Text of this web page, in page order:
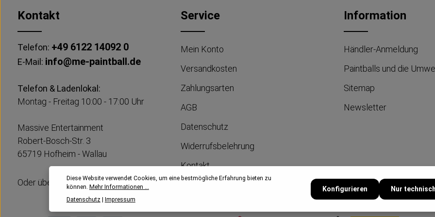
Kontakt
Telefon: +49 6122 14092 0
E-Mail: info@me-paintball.de
Telefon & Ladenlokal:
Montag - Freitag 10:00 - 17:00 Uhr
Massive Entertainment
Robert-Bosch-Str. 3
65719 Hofheim - Wallau
Oder über unserKontaktformular
Service
Mein Konto
Versandkosten
Zahlungsarten
AGB
Datenschutz
Widerrufsbelehrung
Kontakt
Impressum
Information
Händler-Anmeldung
Paintballs und die
Sitemap
Newsletter
Diese Website verwendet Cookies, um eine bestmögliche Erfahrung bieten zu
können. Mehr Informationen ...
Datenschutz| Impressum
Nur
Konfigurieren